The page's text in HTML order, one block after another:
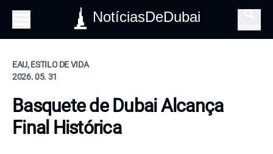
NotíciasDeDubai
EAU, ESTILO DE VIDA
2026. 05. 31
Basquete de Dubai Alcança
Final Histórica